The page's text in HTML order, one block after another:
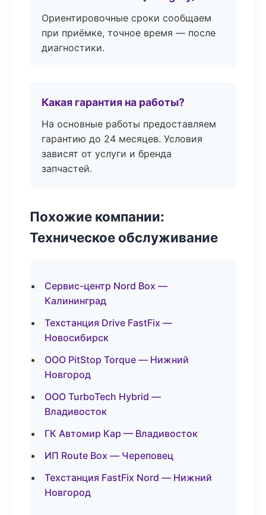
Ориентировочные сроки сообщаем
при приёмке, точное время — после
диагностики.
Какая гарантия на работы?
На основные работы предоставляем
гарантию до 24 месяцев. Условия
зависят от услуги и бренда
запчастей.
Похожие компании:
Техническое обслуживание
Сервис-центр Nord Box —
Калининград
Техстанция Drive FastFix —
Новосибирск
ООО PitStop Torque — Нижний
Новгород
ООО TurboTech Hybrid —
Владивосток
ГК Автомир Кар — Владивосток
ИП Route Box — Череповец
Техстанция FastFix Nord — Нижний
Новгород